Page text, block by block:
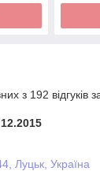
з 192 відгуків
Луцьк, Україна